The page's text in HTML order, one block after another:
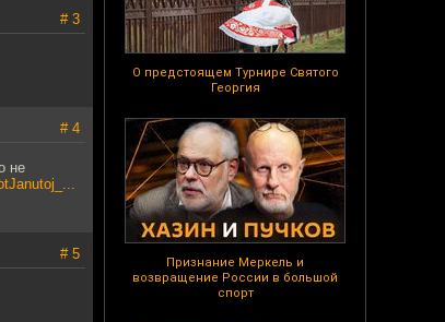
О предстоящем Турнире Святого
Георгия
Признание Меркель и
возвращение России в большой
спорт
# 3
# 4
не
# 5